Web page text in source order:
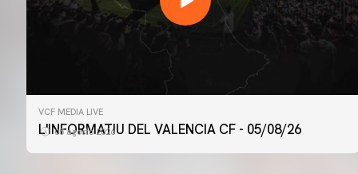
VCF MEDIA LIVE
L'INFORMATIU DEL VALENCIA CF - 05/08/26
05 agosto 2026